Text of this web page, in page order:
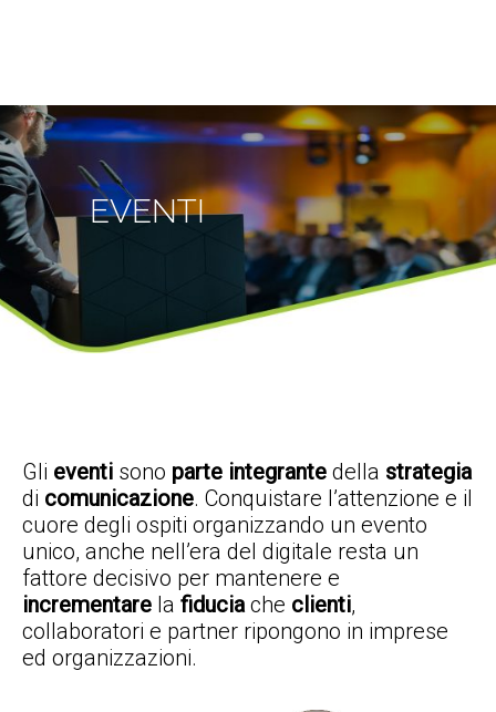
EVENTI
Gli eventi sono parte integrante della strategia
di comunicazione. Conquistare l’attenzione e il
cuore degli ospiti organizzando un evento
unico, anche nell’era del digitale resta un
fattore decisivo per mantenere e
incrementare la fiduciache clienti,
collaboratori e partner ripongono in imprese
ed organizzazioni.